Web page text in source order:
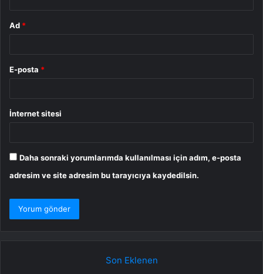
Ad *
E-posta *
İnternet sitesi
Daha sonraki yorumlarımda kullanılması için adım, e-posta
adresim ve site adresim bu tarayıcıya kaydedilsin.
Son Eklenen